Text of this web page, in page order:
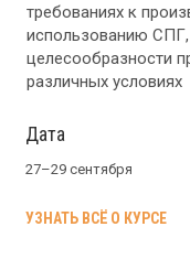
требованиях к
использованию
целесообразности
различных условиях
Дата
27–29 сентября
УЗНАТЬ ВСЁ О КУРСЕ